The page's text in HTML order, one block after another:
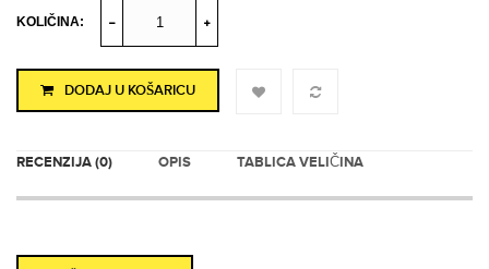
KOLIČINA:
DODAJ U KOŠARICU
RECENZIJA (0) OPIS TABLICA VELIČINA